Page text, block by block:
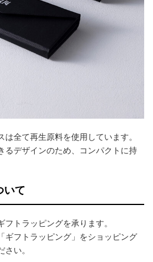
全て再生原料を使用しています。
るデザインのため、コンパクトに持
いて
トラッピングを承ります。
ギフトラッピング」をショッピング
い。